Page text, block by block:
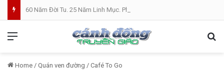
Home / Quán ven đường / Café To Go